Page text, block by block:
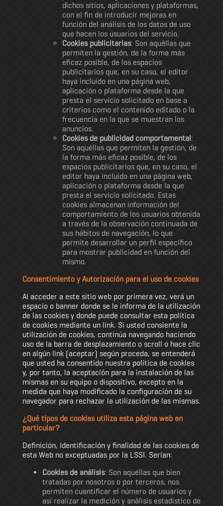
dichos sitios, aplicaciones y plataformas,
con el fin de introducir mejoras en
función del análisis de los datos de uso
que hacen los usuarios del servicio.
Cookies publicitarias: Son aquéllas que
permiten la gestión, de la forma más
eficaz posible, de los espacios
publicitarios que, en su caso, el editor
haya incluido en una página web,
aplicación o plataforma desde la que
presta el servicio solicitado en base a
criterios como el contenido editado o la
frecuencia en la que se muestran los
anuncios.
Cookies de publicidad comportamental:
Son aquéllas que permiten la gestión, de
la forma más eficaz posible, de los
espacios publicitarios que, en su caso, el
editor haya incluido en una página web,
aplicación o plataforma desde la que
presta el servicio solicitado. Estas
cookies almacenan información del
comportamiento de los usuarios obtenida
a través de la observación continuada de
sus hábitos de navegación, lo que
permite desarrollar un perfil específico
para mostrar publicidad en función del
mismo.
Consentimiento y Autorización para el uso de cookies
Al acceder a este sitio web por primera vez, verá un
espacio o banner donde se le informa de la utilización
de las cookies y donde puede consultar esta política
de cookies mediante un link. Si usted consiente la
utilización de cookies, continúa navegando haciendo
uso de la barra de desplazamiento o scroll o hace clic
en algún link (aceptar) según proceda, se entenderá
que usted ha consentido nuestra política de cookies
y, por tanto, la aceptación para la instalación de las
mismas en su equipo o dispositivo, excepto en la
medida que haya modificado la configuración de su
navegador para rechazar la utilización de las mismas.
¿Qué tipos de cookies utiliza esta página web en
particular?
Definición, Identificación y finalidad de las cookies de
esta Web no exceptuadas por la LSSI. Serían:
Cookies de análisis: Son aquéllas que bien
tratadas por nosotros o por terceros, nos
permiten cuantificar el número de usuarios y
así realizar la medición y análisis estadístico de